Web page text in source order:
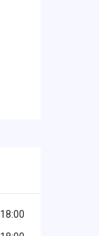
18:00